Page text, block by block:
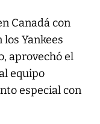
Canadá con
Yankees
aprovechó el
equipo
especial con